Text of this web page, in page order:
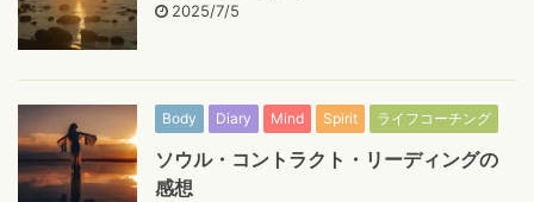
2025/7/5
Body Diary Mind Spirit ライフコーチング
ソウル・コントラクト・リーディングの
感想